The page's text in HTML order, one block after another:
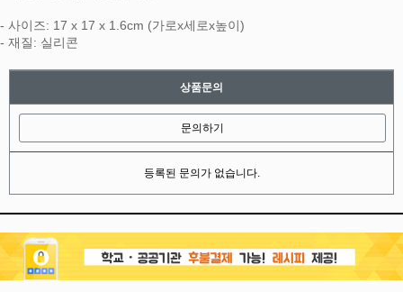
- 사이즈: 17 x 17 x 1.6cm (가로x세로x높이)
- 재질: 실리콘
상품문의
문의하기
등록된 문의가 없습니다.